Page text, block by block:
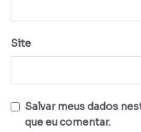
Site
Salvar meus dados
que eu comentar.